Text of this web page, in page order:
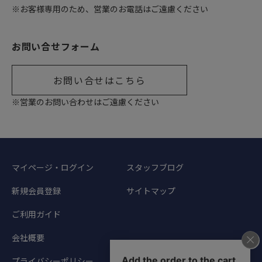
※お客様専用のため、営業のお電話はご遠慮ください
お問い合せフォーム
お問い合せはこちら
※営業のお問い合わせはご遠慮ください
マイページ・ログイン
新規会員登録
ご利用ガイド
会社概要
スタッフブログ
サイトマップ